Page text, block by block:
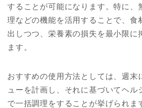
することが可能になります。特に、
理などの機能を活用することで、食
出しつつ、栄養素の損失を最小限に
ます。
おすすめの使用方法としては、週末
ューを計画し、それに基づいてヘル
で一括調理をすることが挙げられま